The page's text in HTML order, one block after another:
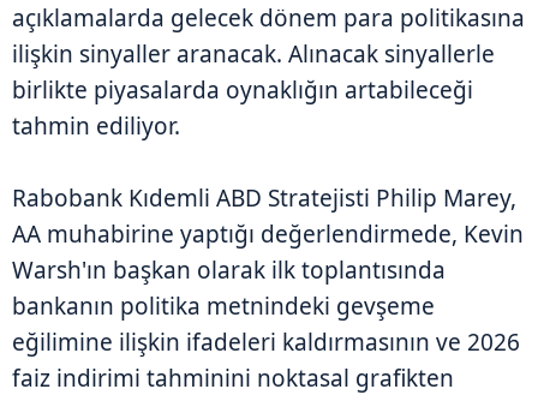
açıklamalarda gelecek dönem para politikasına
ilişkin sinyaller aranacak. Alınacak sinyallerle
birlikte piyasalarda oynaklığın artabileceği
tahmin ediliyor.
Rabobank Kıdemli ABD Stratejisti Philip Marey,
AA muhabirine yaptığı değerlendirmede, Kevin
Warsh'ın başkan olarak ilk toplantısında
bankanın politika metnindeki gevşeme
eğilimine ilişkin ifadeleri kaldırmasının ve 2026
faiz indirimi tahminini noktasal grafikten